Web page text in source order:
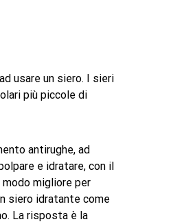
usare un siero. I sieri
più piccole di
antirughe, ad
e idratare, con il
migliore per
siero idratante come
La risposta è la